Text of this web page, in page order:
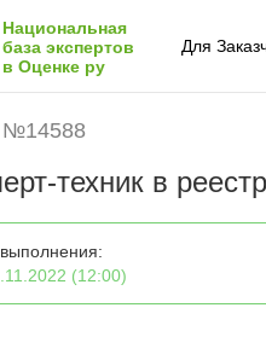
Национальная
база экспертов
в Оценке ру
Для
№14588
техник в
(12:00)